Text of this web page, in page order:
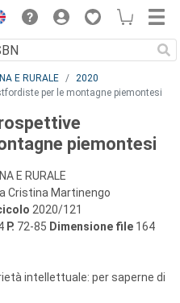
E RURALE
2020
per le montagne piemontesi
piemontesi
E RURALE
Cristina Martinengo
2020/121
P. 72-85 Dimensione file 164
intellettuale: per saperne di